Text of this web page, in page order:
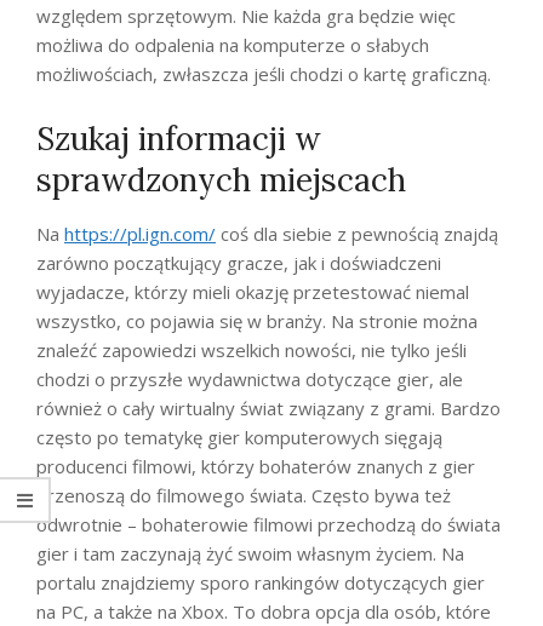
względem sprzętowym. Nie każda gra będzie więc
możliwa do odpalenia na komputerze o słabych
możliwościach, zwłaszcza jeśli chodzi o kartę graficzną.
Szukaj informacji w
sprawdzonych miejscach
Na https://pl.ign.com/ coś dla siebie z pewnością znajdą
zarówno początkujący gracze, jak i doświadczeni
wyjadacze, którzy mieli okazję przetestować niemal
wszystko, co pojawia się w branży. Na stronie można
znaleźć zapowiedzi wszelkich nowości, nie tylko jeśli
chodzi o przyszłe wydawnictwa dotyczące gier, ale
również o cały wirtualny świat związany z grami. Bardzo
często po tematykę gier komputerowych sięgają
producenci filmowi, którzy bohaterów znanych z gier
przenoszą do filmowego świata. Często bywa też
odwrotnie – bohaterowie filmowi przechodzą do świata
gier i tam zaczynają żyć swoim własnym życiem. Na
portalu znajdziemy sporo rankingów dotyczących gier
na PC, a także na Xbox. To dobra opcja dla osób, które